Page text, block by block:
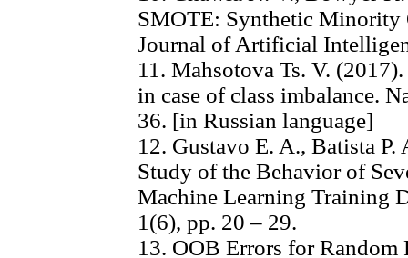
SMOTE: Synthetic Minority
Journal of Artificial
11. Mahsotova Ts. V.
in case of class imbalance.
36. [in Russian language]
12. Gustavo E. A., Batista
Study of the Behavior of
Machine Learning Training
1(6), pp. 20 – 29.
13. OOB Errors for